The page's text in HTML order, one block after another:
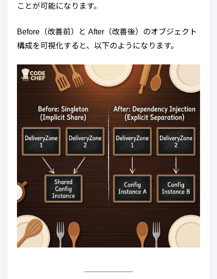
ことが可能になります。
Before（改善前）と After（改善後）のオブジェクト
構成を可視化すると、以下のようになります。